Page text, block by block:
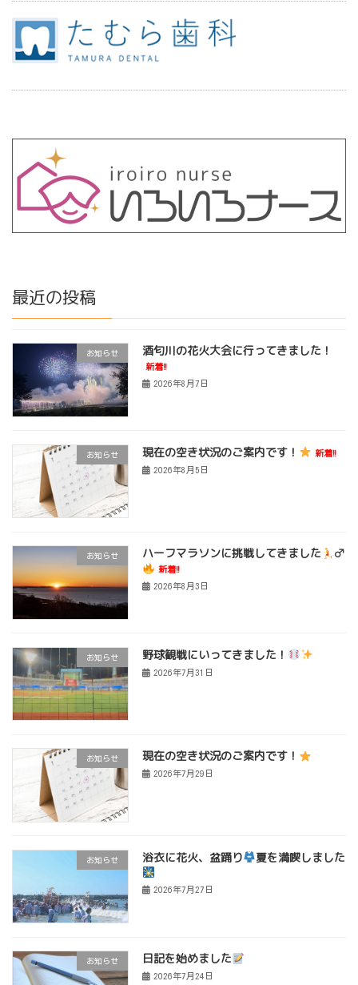
最近の投稿
お知らせ 酒匂川の花火大会に行ってきました！
新着!!
2026年8月7日
お知らせ 現在の空き状況のご案内です！ 新着!!
2026年8月5日
お知らせ ハーフマラソンに挑戦してきました ‍♂
新着!!
2026年8月3日
お知らせ 野球観戦にいってきました！
2026年7月31日
お知らせ 現在の空き状況のご案内です！
2026年7月29日
お知らせ 浴衣に花火、盆踊り 夏を満喫しました
2026年7月27日
お知らせ 日記を始めました
2026年7月24日